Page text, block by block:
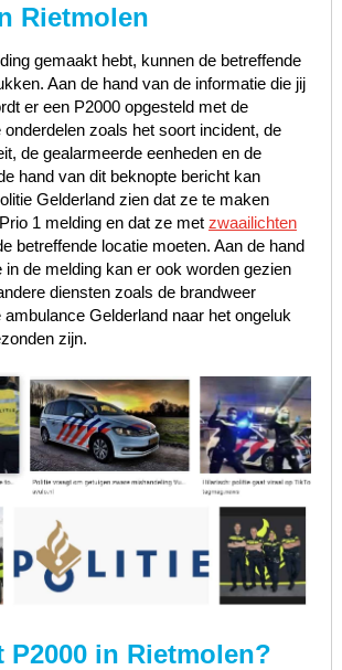
Rietmolen
gemaakt hebt, kunnen de betreffende
Aan de hand van de informatie die jij
er een P2000 opgesteld met de
zoals het soort incident, de
de gealarmeerde eenheden en de
hand van dit beknopte bericht kan
Gelderland zien dat ze te maken
1 melding en dat ze met zwaailichten
betreffende locatie moeten. Aan de hand
in de melding kan er ook worden gezien
diensten zoals de brandweer
Gelderland naar het ongeluk
zijn.
P2000 in Rietmolen?